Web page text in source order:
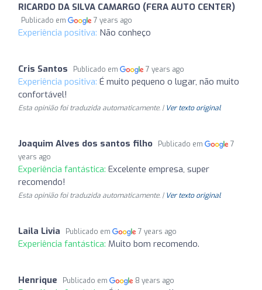
RICARDO DA SILVA CAMARGO (FERA AUTO CENTER)
Publicado em 7 years ago
Experiência positiva: Não conheço
Cris Santos Publicado em 7 years ago
Experiência positiva: É muito pequeno o lugar, não muito
confortável!
Esta opinião foi traduzida automaticamente. | Ver texto original
Joaquim Alves dos santos filho Publicado em
7
years ago
Experiência fantástica: Excelente empresa, super
recomendo!
Esta opinião foi traduzida automaticamente. | Ver texto original
Laila Livia Publicado em 7 years ago
Experiência fantástica: Muito bom recomendo.
Henrique Publicado em 8 years ago